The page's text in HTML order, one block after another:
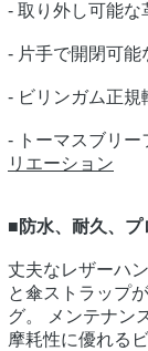
- 取り外し可能な
- 片手で開閉可能
- ビリンガム正規
- トーマスブリー
リエーション
■防水、耐久、
丈夫なレザーハ
と傘ストラップ
グ。 メンテナン
摩耗性に優れる